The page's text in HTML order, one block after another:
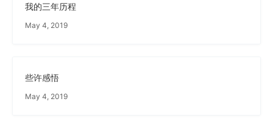
我的三年历程
May 4, 2019
些许感悟
May 4, 2019